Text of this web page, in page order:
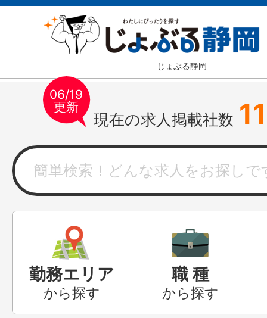
じょぶる静岡
06/19
更新
現在の求人掲載社数
勤務エリア
から探す
職 種
から探す